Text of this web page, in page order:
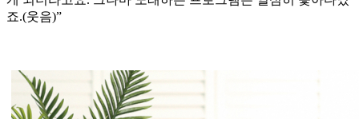
죠.(웃음)”